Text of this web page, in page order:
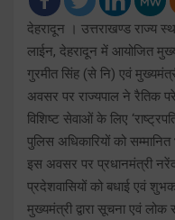
देहरादून । उत्तराखण्ड राज्य
लाईन, देहरादून में आयोजित
गुरमीत सिंह (से नि) एवं
अवसर पर राज्यपाल ने रैतिक
विशिष्ट सेवाओं के लिए
पुलिस अधिकारियों को सम्मानित
इस अवसर पर प्रधानमंत्री
प्रदेशवासियों को बधाई एवं
मुख्यमंत्री द्वारा सूचना एवं लोक